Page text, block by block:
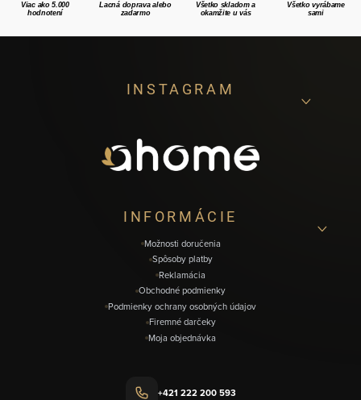
Viac ako 5.000
hodnotení
Lacná doprava alebo
zadarmo
Všetko skladom a
okamžite u vás
Všetko vyrábame
sami
INSTAGRAM
INFORMÁCIE
Možnosti doručenia
Spôsoby platby
Reklamácia
Obchodné podmienky
Podmienky ochrany osobných údajov
Firemné darčeky
Moja objednávka
+421 222 200 593